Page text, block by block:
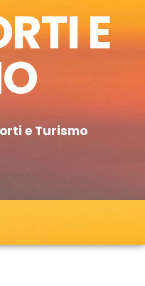
E
e Turismo